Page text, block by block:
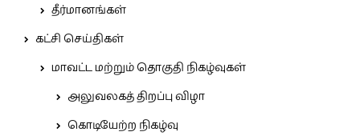
தீர்மானங்கள்
கட்சி செய்திகள்
மாவட்ட மற்றும் தொகுதி நிகழ்வுகள்
அலுவலகத் திறப்பு விழா
கொடியேற்ற நிகழ்வு